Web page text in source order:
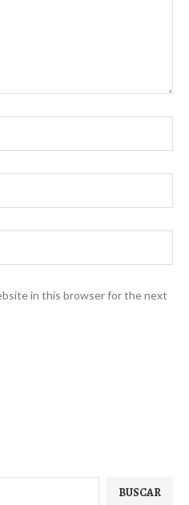
in this browser for the next
BUSCAR